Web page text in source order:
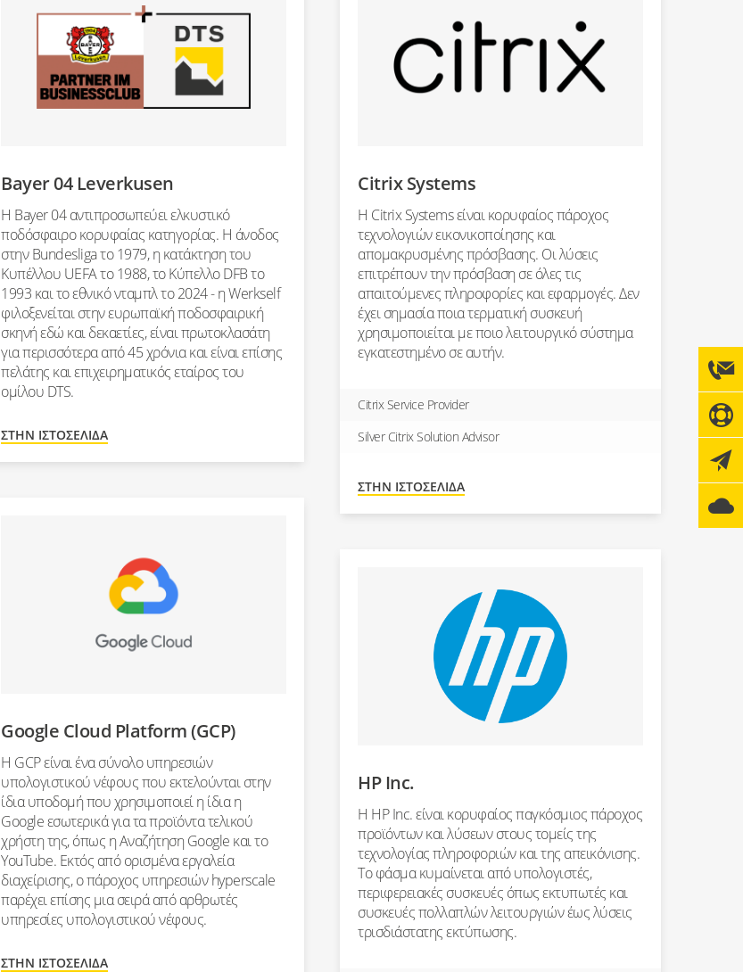
Bayer 04 Leverkusen
Η Bayer 04 αντιπροσωπεύει ελκυστικό
ποδόσφαιρο κορυφαίας κατηγορίας. Η άνοδος
στην Bundesliga το 1979, η κατάκτηση του
Κυπέλλου UEFA το 1988, το Κύπελλο DFB το
1993 και το εθνικό νταμπλ το 2024 - η Werkself
φιλοξενείται στην ευρωπαϊκή ποδοσφαιρική
σκηνή εδώ και δεκαετίες, είναι πρωτοκλασάτη
για περισσότερα από 45 χρόνια και είναι επίσης
πελάτης και επιχειρηματικός εταίρος του
ομίλου DTS.
ΣΤΗΝ ΙΣΤΟΣΕΛΊΔΑ
Citrix Systems
Η Citrix Systems είναι κορυφαίος πάροχος
τεχνολογιών εικονικοποίησης και
απομακρυσμένης πρόσβασης. Οι λύσεις
επιτρέπουν την πρόσβαση σε όλες τις
απαιτούμενες πληροφορίες και εφαρμογές. Δεν
έχει σημασία ποια τερματική συσκευή
χρησιμοποιείται με ποιο λειτουργικό σύστημα
εγκατεστημένο σε αυτήν.
Citrix Service Provider
Silver Citrix Solution Advisor
ΣΤΗΝ ΙΣΤΟΣΕΛΊΔΑ
Google Cloud Platform (GCP)
Η GCP είναι ένα σύνολο υπηρεσιών
υπολογιστικού νέφους που εκτελούνται στην
ίδια υποδομή που χρησιμοποιεί η ίδια η
Google εσωτερικά για τα προϊόντα τελικού
χρήστη της, όπως η Αναζήτηση Google και το
YouTube. Εκτός από ορισμένα εργαλεία
διαχείρισης, ο πάροχος υπηρεσιών hyperscale
παρέχει επίσης μια σειρά από αρθρωτές
υπηρεσίες υπολογιστικού νέφους.
ΣΤΗΝ ΙΣΤΟΣΕΛΊΔΑ
HP Inc.
Η HP Inc. είναι κορυφαίος παγκόσμιος πάροχος
προϊόντων και λύσεων στους τομείς της
τεχνολογίας πληροφοριών και της απεικόνισης.
Το φάσμα κυμαίνεται από υπολογιστές,
περιφερειακές συσκευές όπως εκτυπωτές και
συσκευές πολλαπλών λειτουργιών έως λύσεις
τρισδιάστατης εκτύπωσης.